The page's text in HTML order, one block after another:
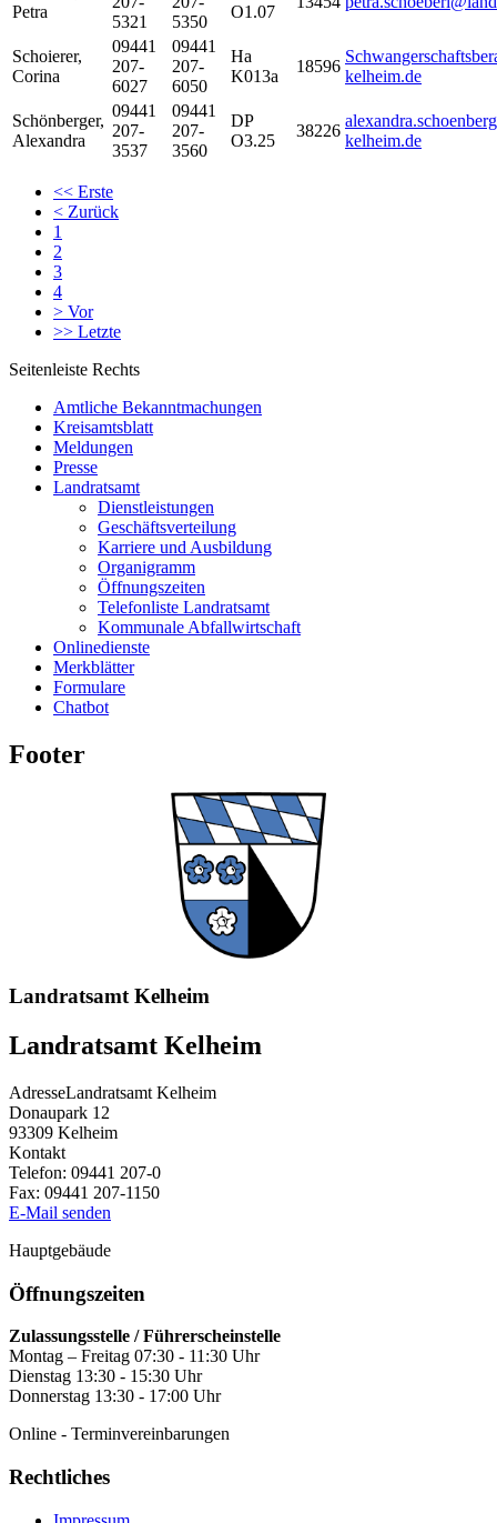
Petra
5321
5350
O1.07
Schoierer,
Corina
09441
207-
6027
09441
207-
6050
Ha
K013a
18596
kelheim.de
Schönberger,
Alexandra
09441
207-
3537
09441
207-
3560
DP
O3.25
38226
kelheim.de
<< Erste
< Zurück
1
2
3
4
> Vor
>> Letzte
Seitenleiste Rechts
Amtliche Bekanntmachungen
Kreisamtsblatt
Meldungen
Presse
Landratsamt
Dienstleistungen
Geschäftsverteilung
Karriere und Ausbildung
Organigramm
Öffnungszeiten
Telefonliste Landratsamt
Kommunale Abfallwirtschaft
Onlinedienste
Merkblätter
Formulare
Chatbot
Footer
Landratsamt Kelheim
Landratsamt Kelheim
AdresseLandratsamt Kelheim
Donaupark 12
93309 Kelheim
Kontakt
Telefon: 09441 207-0
Fax: 09441 207-1150
E-Mail senden
Hauptgebäude
Öffnungszeiten
Zulassungsstelle / Führerscheinstelle
Montag – Freitag 07:30 - 11:30 Uhr
Dienstag 13:30 - 15:30 Uhr
Donnerstag 13:30 - 17:00 Uhr
Online - Terminvereinbarungen
Rechtliches